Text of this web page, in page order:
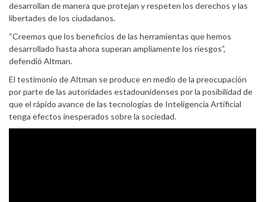
desarrollan de manera que protejan y respeten los derechos y las
libertades de los ciudadanos.
“Creemos que los beneficios de las herramientas que hemos
desarrollado hasta ahora superan ampliamente los riesgos”,
defendió Altman.
El testimonio de Altman se produce en medio de la preocupación
por parte de las autoridades estadounidenses por la posibilidad de
que el rápido avance de las tecnologías de Inteligencia Artificial
tenga efectos inesperados sobre la sociedad.